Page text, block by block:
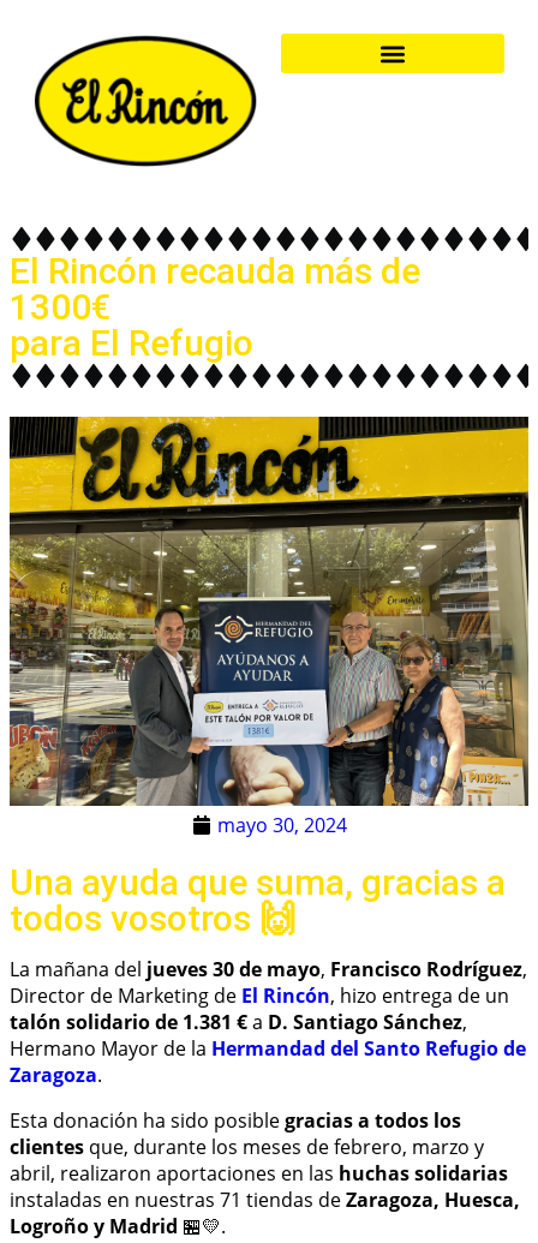
El Rincón recauda más de
1300€
para El Refugio
mayo 30, 2024
Una ayuda que suma, gracias a
todos vosotros 🙌
La mañana del jueves 30 de mayo, Francisco Rodríguez,
Director de Marketing de El Rincón, hizo entrega de un
talón solidario de 1.381 €a D. Santiago Sánchez,
Hermano Mayor de la Hermandad del Santo Refugio de
Zaragoza.
Esta donación ha sido posiblegracias a todos los
clientes que, durante los meses de febrero, marzo y
abril, realizaron aportaciones en las huchas solidarias
instaladas en nuestras 71 tiendas deZaragoza, Huesca,
Logroño y Madrid 🏪💛.